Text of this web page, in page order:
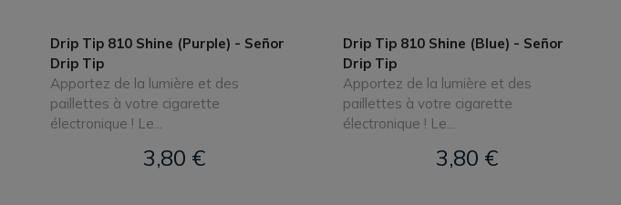
Drip Tip 810 Shine (Purple) - Señor
Drip Tip
Apportez de la lumière et des
paillettes à votre cigarette
électronique ! Le...
3,80 €
Drip Tip 810 Shine (Blue) - Señor
Drip Tip
Apportez de la lumière et des
paillettes à votre cigarette
électronique ! Le...
3,80 €